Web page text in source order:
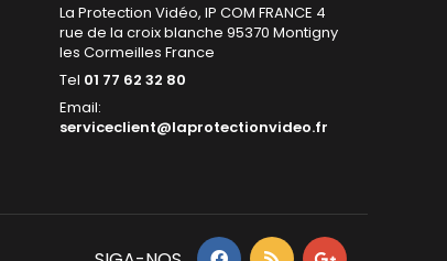
La Protection Vidéo, IP COM FRANCE 4
rue de la croix blanche 95370 Montigny
les Cormeilles France
Tel 01 77 62 32 80
Email:
serviceclient@laprotectionvideo.fr